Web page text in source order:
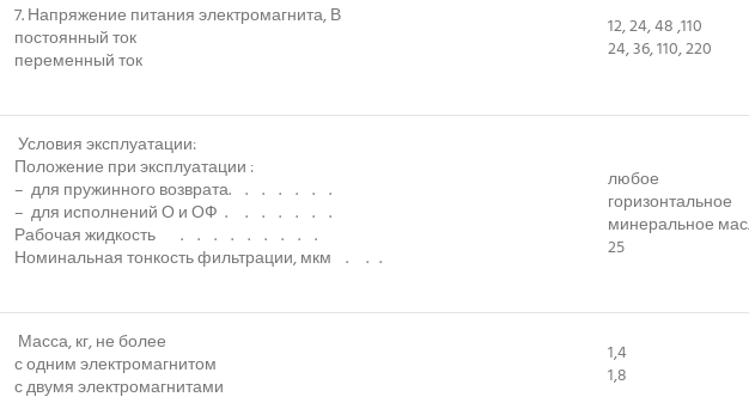
7. Напряжение питания электромагнита, В
постоянный ток
переменный ток
12, 24, 48 ,110
24, 36, 110, 220
Условия эксплуатации:
Положение при эксплуатации :
– для пружинного возврата. . . . . . .
– для исполнений О и ОФ . . . . . . .
Рабочая жидкость . . . . . . . . .
Номинальная тонкость фильтрации, мкм . . .
любое
горизонтальное
минеральное
25
Масса, кг, не более
с одним электромагнитом
с двумя электромагнитами
1,4
1,8